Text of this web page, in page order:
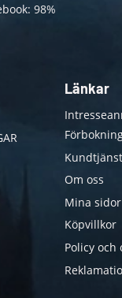
98%
Länkar
Kundtjänst
Om oss
Mina sidor
Köpvillkor
Policy och